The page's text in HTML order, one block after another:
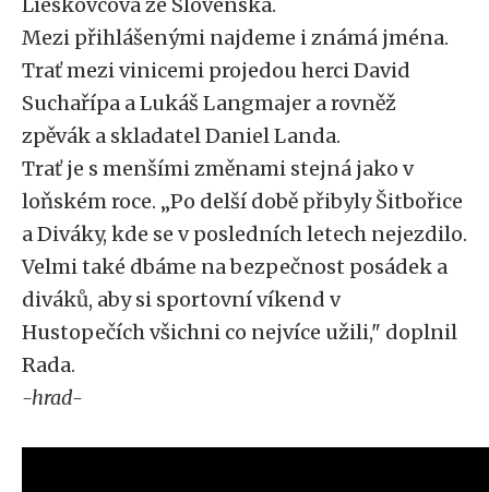
Mezi přihlášenými najdeme i známá jména.
Trať mezi vinicemi projedou herci David
Suchařípa a Lukáš Langmajer a rovněž
zpěvák a skladatel Daniel Landa.
Trať je s menšími změnami stejná jako v
loňském roce. „Po delší době přibyly Šitbořice
a Diváky, kde se v posledních letech nejezdilo.
Velmi také dbáme na bezpečnost posádek a
diváků, aby si sportovní víkend v
Hustopečích všichni co nejvíce užili," doplnil
Rada.
-hrad-